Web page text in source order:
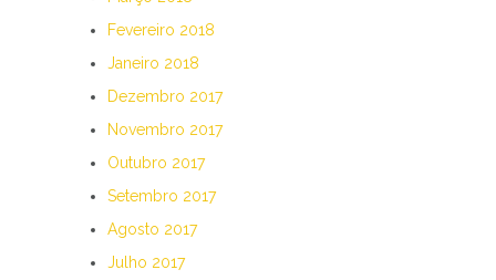
Fevereiro 2018
Janeiro 2018
Dezembro 2017
Novembro 2017
Outubro 2017
Setembro 2017
Agosto 2017
Julho 2017